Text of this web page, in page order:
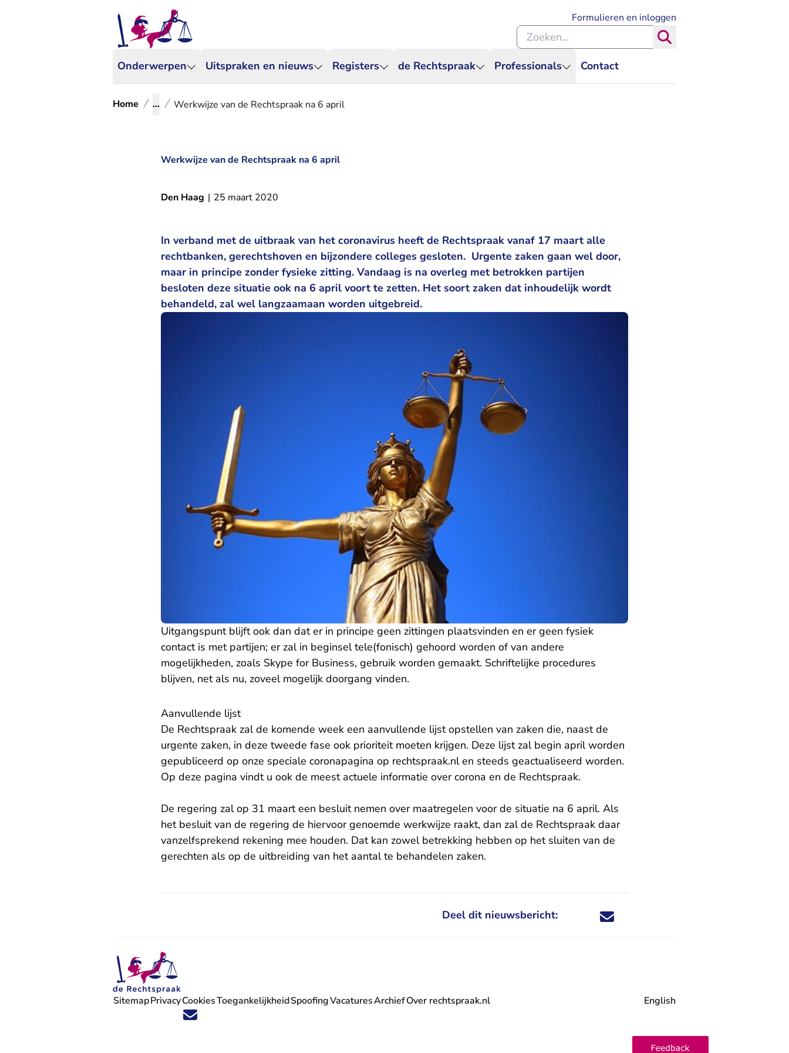
Onderwerpen Uitspraken en nieuws Registers de Rechtspraak Professionals Contact
Formulieren en inloggen
Zoeken binnen de Rechtspraak
Home ... Werkwijze van de Rechtspraak na 6 april
Werkwijze van de Rechtspraak na 6 april
Den Haag | 25 maart 2020
In verband met de uitbraak van het coronavirus heeft de Rechtspraak vanaf 17 maart alle
rechtbanken, gerechtshoven en bijzondere colleges gesloten. Urgente zaken gaan wel door,
maar in principe zonder fysieke zitting. Vandaag is na overleg met betrokken partijen
besloten deze situatie ook na 6 april voort te zetten. Het soort zaken dat inhoudelijk wordt
behandeld, zal wel langzaamaan worden uitgebreid.
Uitgangspunt blijft ook dan dat er in principe geen zittingen plaatsvinden en er geen fysiek
contact is met partijen; er zal in beginsel tele(fonisch) gehoord worden of van andere
mogelijkheden, zoals Skype for Business, gebruik worden gemaakt. Schriftelijke procedures
blijven, net als nu, zoveel mogelijk doorgang vinden.
Aanvullende lijst
De Rechtspraak zal de komende week een aanvullende lijst opstellen van zaken die, naast de
urgente zaken, in deze tweede fase ook prioriteit moeten krijgen. Deze lijst zal begin april worden
gepubliceerd op onze speciale coronapagina op rechtspraak.nl en steeds geactualiseerd worden.
Op deze pagina vindt u ook de meest actuele informatie over corona en de Rechtspraak.
De regering zal op 31 maart een besluit nemen over maatregelen voor de situatie na 6 april. Als
het besluit van de regering de hiervoor genoemde werkwijze raakt, dan zal de Rechtspraak daar
vanzelfsprekend rekening mee houden. Dat kan zowel betrekking hebben op het sluiten van de
gerechten als op de uitbreiding van het aantal te behandelen zaken.
Deel dit nieuwsbericht: Deel dit nieuwsbericht via X - U verlaat
Deel dit nieuwsbericht via Facebook - U
Deel dit nieuwsbericht via e-mail
Deel dit nieuwsbericht via LinkedIn - U
Volg ons op X (Twitter) - U verlaat Rechtspraak.nl
Volg ons op Facebook - U verlaat Rechtspraak.nl
Volg ons op Instagram - U verlaat Rechtspraak.nl
Volg ons op Youtube - U verlaat Rechtspraak.nl
Volg ons op LinkedIn - U verlaat Rechtspraak.nl
'Blijf op de hoogte' nieuwsbrief - U verlaat Rechtspraak.nl
SitemapPrivacyCookiesToegankelijkheidSpoofingVacatures
- U verlaat Rechtspraak.nl
ArchiefOver rechtspraak.nl English